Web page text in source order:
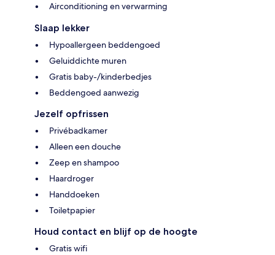
Airconditioning en verwarming
Slaap lekker
Hypoallergeen beddengoed
Geluiddichte muren
Gratis baby-/kinderbedjes
Beddengoed aanwezig
Jezelf opfrissen
Privébadkamer
Alleen een douche
Zeep en shampoo
Haardroger
Handdoeken
Toiletpapier
Houd contact en blijf op de hoogte
Gratis wifi